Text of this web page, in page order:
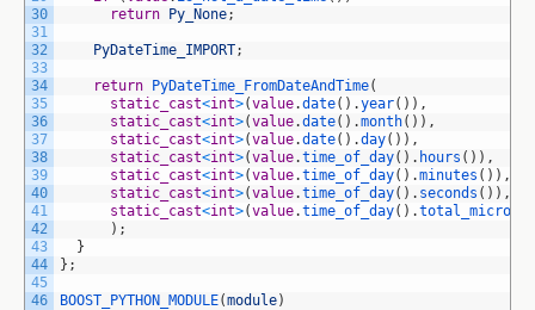
30
31
32
33
34
35
36
37
38
39
40
41
42
43
44
45
46
return
Py_None;
PyDateTime_IMPORT;
return PyDateTime_FromDateAndTime(
static_cast<int>(value.date( ) .year( ) ) ,
static_cast<int>(value.date( ) .month( ) ) ,
static_cast<int>(value.date( ) .day( ) ) ,
static_cast<int>(value.time_of_day( ) . hours ( ) ) ,
static_cast<int>(value.time_of_day( ) .minutes ( ) ) ,
static_cast<int>(value.time_of_day( ) . seconds ( ) ) ,
static_cast<int>(value.time_of_day( ) .
) ;
}
} ;
BOOST_PYTHON_MODULE(module)